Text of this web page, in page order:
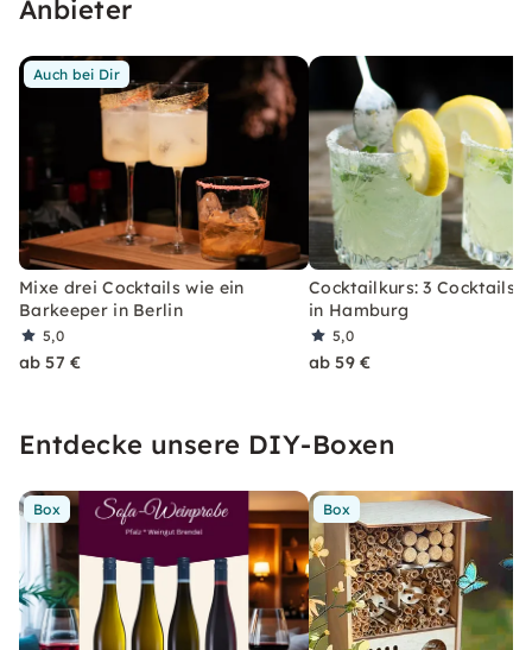
Anbieter
Auch bei Dir
Mixe drei Cocktails wie ein
Barkeeper in Berlin
5,0
ab 57 €
Cocktailkurs: 3 Cocktails
in Hamburg
5,0
ab 59 €
Entdecke unsere DIY-Boxen
Box Box